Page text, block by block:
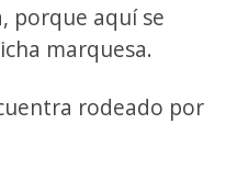
porque aquí se
marquesa.
rodeado por